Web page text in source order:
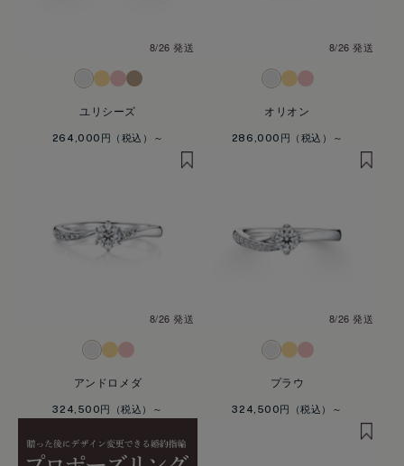
8/26 発送
ユリシーズ
264,000円
8/26 発送
オリオン
286,000円
8/26 発送
アンドロメダ
324,500円
8/26 発送
プラウ
324,500円